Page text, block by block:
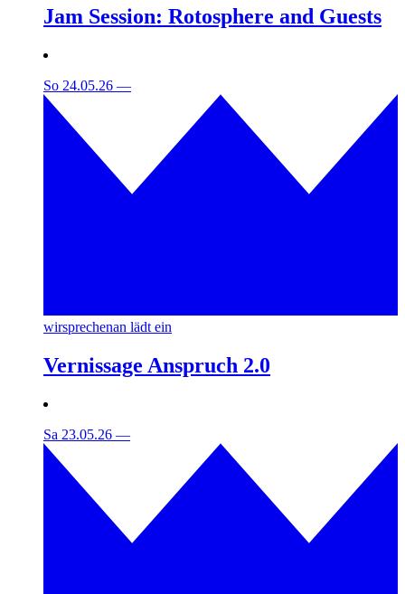
Jam Session: Rotosphere and Guests
So 24.05.26 —
wirsprechenan lädt ein
Vernissage Anspruch 2.0
Sa 23.05.26 —